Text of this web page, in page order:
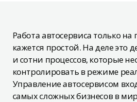
Работа автосервиса только
кажется простой. На деле это
и сотни процессов, которые
контролировать в режиме
Управление автосервисом
самых сложных бизнесов в